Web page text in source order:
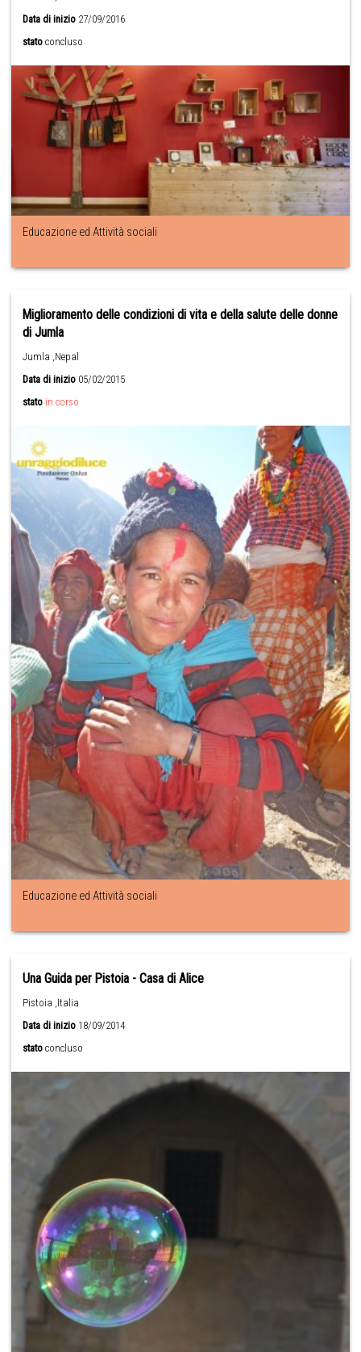
Data di inizio 27/09/2016
stato concluso
Educazione ed Attività sociali
Miglioramento delle condizioni di vita e della salute delle donne
di Jumla
Jumla ,Nepal
Data di inizio 05/02/2015
stato in corso
Educazione ed Attività sociali
Una Guida per Pistoia - Casa di Alice
Pistoia ,Italia
Data di inizio 18/09/2014
stato concluso